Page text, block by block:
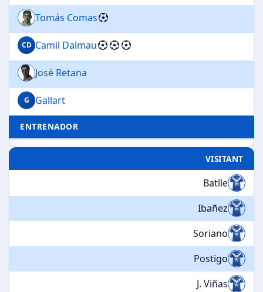
Tomás Comas
CD Camil Dalmau
José Retana
G Gallart
ENTRENADOR
VISITANT
Batlle
Ibañez
Soriano
Postigo
J. Viñas